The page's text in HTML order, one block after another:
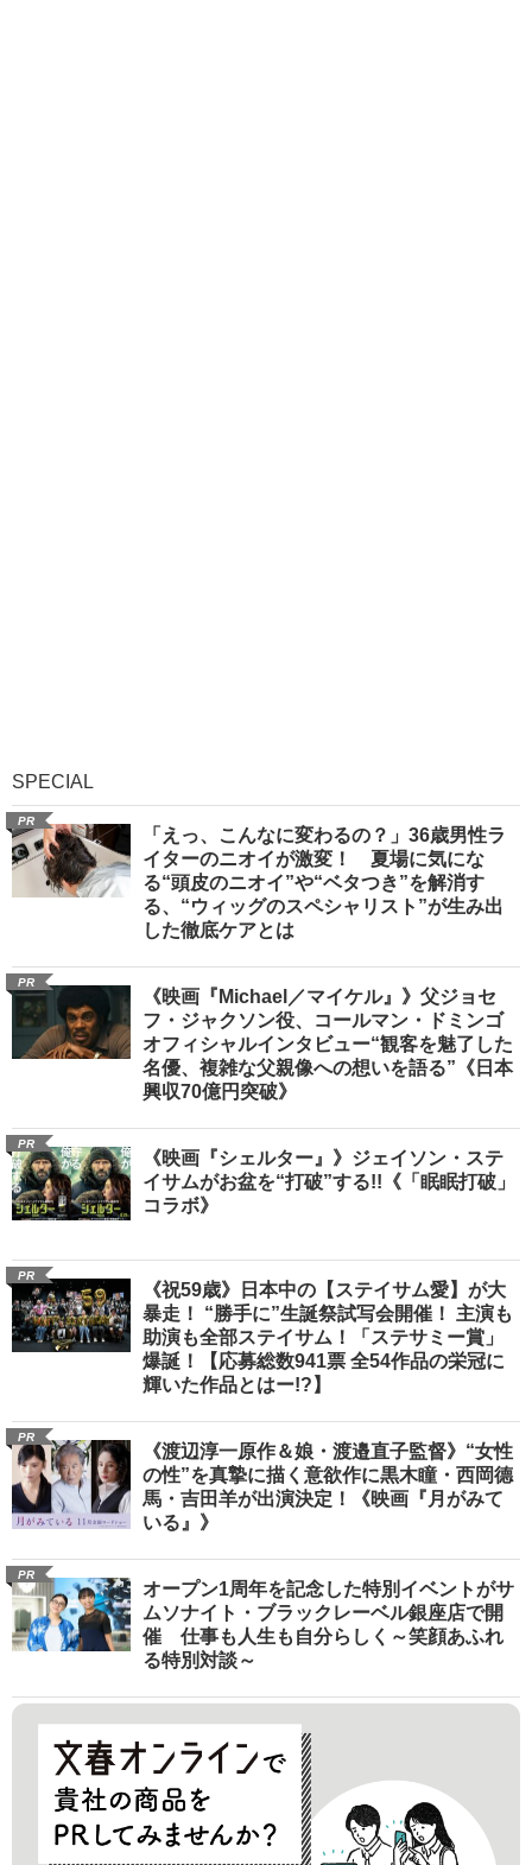
SPECIAL
PR
「えっ、こんなに変わるの？」36歳男性ラ
イターのニオイが激変！ 夏場に気にな
る“頭皮のニオイ”や“ベタつき”を解消す
る、“ウィッグのスペシャリスト”が生み出
した徹底ケアとは
PR
《映画『Michael／マイケル』》父ジョセ
フ・ジャクソン役、コールマン・ドミンゴ
オフィシャルインタビュー“観客を魅了した
名優、複雑な父親像への想いを語る”《日本
興収70億円突破》
PR
《映画『シェルター』》ジェイソン・ステ
イサムがお盆を“打破”する!!《「眠眠打破」
コラボ》
PR
《祝59歳》日本中の【ステイサム愛】が大
暴走！ “勝手に”生誕祭試写会開催！ 主演も
助演も全部ステイサム！「ステサミー賞」
爆誕！【応募総数941票 全54作品の栄冠に
輝いた作品とはー!?】
PR
《渡辺淳一原作＆娘・渡邉直子監督》“女性
の性”を真摯に描く意欲作に黒木瞳・西岡德
馬・吉田羊が出演決定！《映画『月がみて
いる』》
PR
オープン1周年を記念した特別イベントがサ
ムソナイト・ブラックレーベル銀座店で開
催 仕事も人生も自分らしく～笑顔あふれ
る特別対談～